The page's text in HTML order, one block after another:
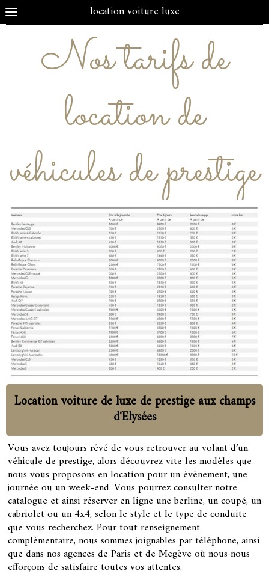
location voiture luxe
Nos tarifs de
location de
véhicules de prestige
Location voiture de luxe de prestige aux champs
d'Elysées
Vous avez toujours rêvé de vous retrouver au volant d’un
véhicule de prestige, alors découvrez vite les modèles que
nous vous proposons en location pour un évènement, une
journée ou un week-end. Vous pourrez consulter notre
catalogue et ainsi réserver en ligne une berline, un coupé, un
cabriolet ou un 4x4, selon le style et le type de conduite
que vous recherchez. Pour tout renseignement
complémentaire, nous sommes joignables par téléphone, ainsi
que dans nos agences de Paris et de Megève où nous nous
efforçons de satisfaire toutes vos attentes.